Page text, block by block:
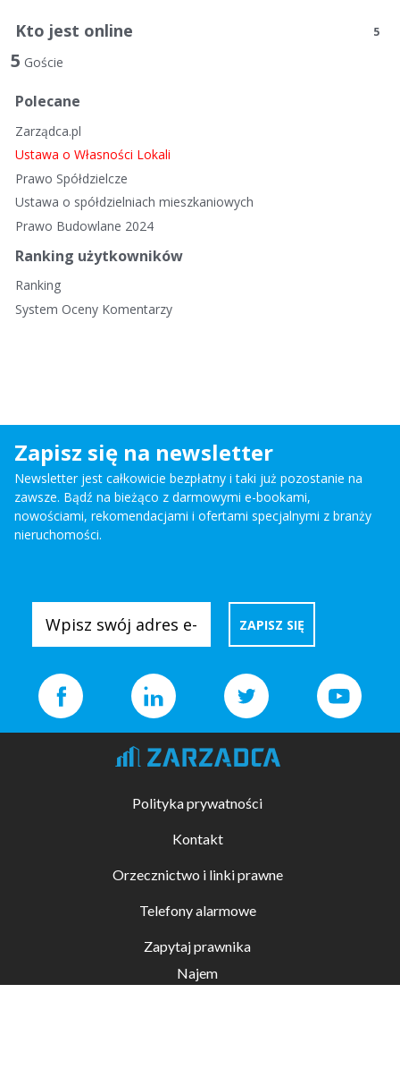
Kto jest online 5
5 Goście
Polecane
Zarządca.pl
Ustawa o Własności Lokali
Prawo Spółdzielcze
Ustawa o spółdzielniach mieszkaniowych
Prawo Budowlane 2024
Ranking użytkowników
Ranking
System Oceny Komentarzy
Zapisz się na newsletter
Newsletter jest całkowicie bezpłatny i taki już pozostanie na
zawsze. Bądź na bieżąco z darmowymi e-bookami,
nowościami, rekomendacjami i ofertami specjalnymi z branży
nieruchomości.
Polityka prywatności
Kontakt
Orzecznictwo i linki prawne
Telefony alarmowe
Zapytaj prawnika
Najem